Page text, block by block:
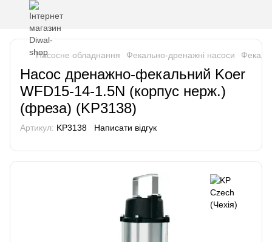
Насосне обладнання Фекально-дренажні насоси
Насос дренажно-фекальний Koer
WFD15-14-1.5N (корпус нерж.)
(фреза) (KP3138)
Артикул: KP3138 Написати відгук